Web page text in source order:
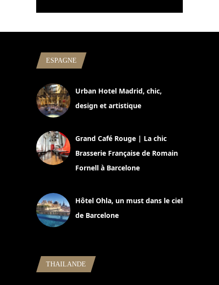
ESPAGNE
Urban Hotel Madrid, chic,
design et artistique
Grand Café Rouge | La chic
Brasserie Française de Romain
Fornell à Barcelone
Hôtel Ohla, un must dans le ciel
de Barcelone
THAILANDE